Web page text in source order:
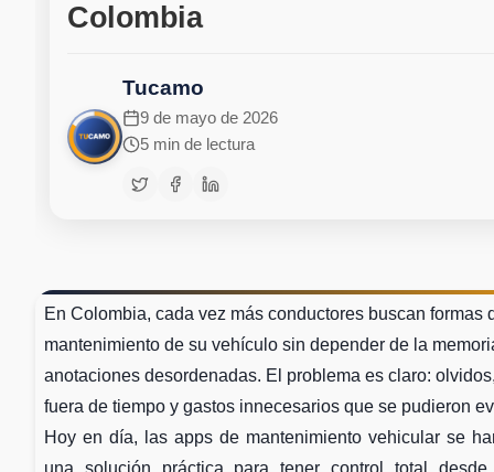
Colombia
Tucamo
9 de mayo de 2026
5 min de lectura
En Colombia, cada vez más conductores buscan formas
mantenimiento de su vehículo sin depender de la
anotaciones desordenadas. El problema es claro:
fuera de tiempo y gastos innecesarios que se pudieron
Hoy en día, las apps de mantenimiento vehicular se
una solución práctica para tener control total